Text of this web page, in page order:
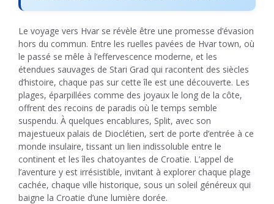
Le voyage vers Hvar se révèle être une promesse d’évasion
hors du commun. Entre les ruelles pavées de Hvar town, où
le passé se mêle à l’effervescence moderne, et les
étendues sauvages de Stari Grad qui racontent des siècles
d’histoire, chaque pas sur cette île est une découverte. Les
plages, éparpillées comme des joyaux le long de la côte,
offrent des recoins de paradis où le temps semble
suspendu. À quelques encablures, Split, avec son
majestueux palais de Dioclétien, sert de porte d’entrée à ce
monde insulaire, tissant un lien indissoluble entre le
continent et les îles chatoyantes de Croatie. L’appel de
l’aventure y est irrésistible, invitant à explorer chaque plage
cachée, chaque ville historique, sous un soleil généreux qui
baigne la Croatie d’une lumière dorée.